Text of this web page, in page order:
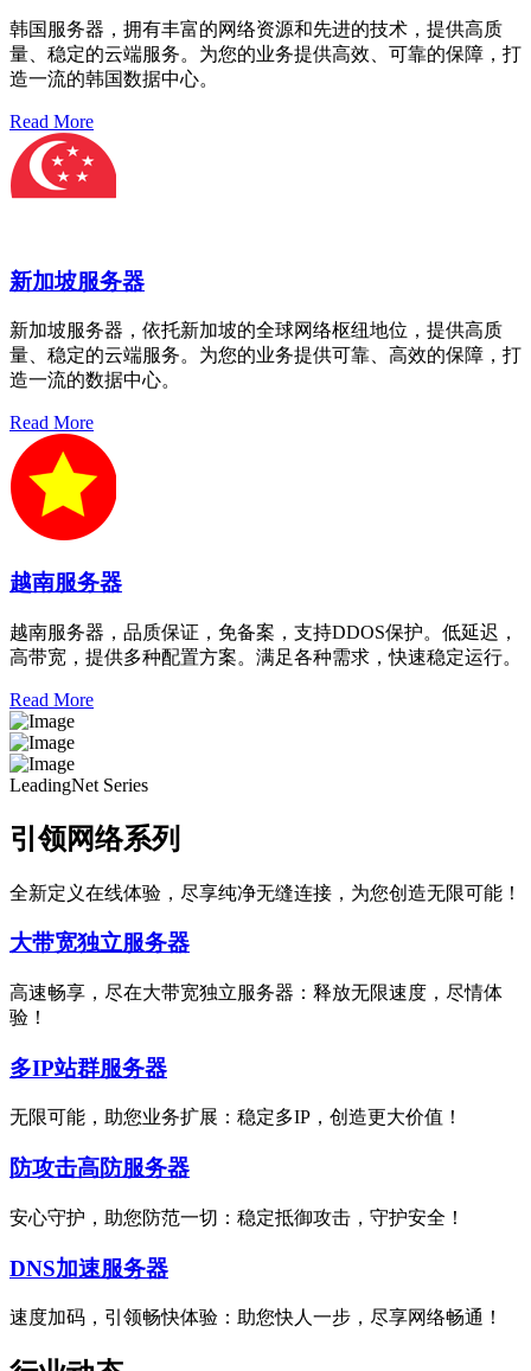
韩国服务器，拥有丰富的网络资源和先进的技术，提供高质
量、稳定的云端服务。为您的业务提供高效、可靠的保障，打
造一流的韩国数据中心。
Read More
新加坡服务器
新加坡服务器，依托新加坡的全球网络枢纽地位，提供高质
量、稳定的云端服务。为您的业务提供可靠、高效的保障，打
造一流的数据中心。
Read More
越南服务器
越南服务器，品质保证，免备案，支持DDOS保护。低延迟，
高带宽，提供多种配置方案。满足各种需求，快速稳定运行。
Read More
LeadingNet Series
引领网络系列
全新定义在线体验，尽享纯净无缝连接，为您创造无限可能！
大带宽独立服务器
高速畅享，尽在大带宽独立服务器：释放无限速度，尽情体
验！
多IP站群服务器
无限可能，助您业务扩展：稳定多IP，创造更大价值！
防攻击高防服务器
安心守护，助您防范一切：稳定抵御攻击，守护安全！
DNS加速服务器
速度加码，引领畅快体验：助您快人一步，尽享网络畅通！